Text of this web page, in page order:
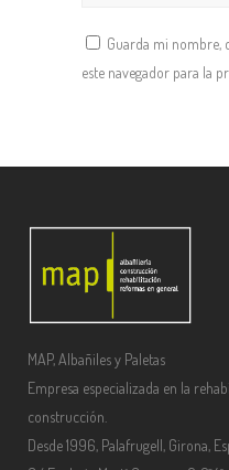
Guarda mi nombre,
este navegador para la
MAP, Albañiles y Paletas
Empresa especializada en la
construcción.
Desde 1996, Palafrugell, Girona,